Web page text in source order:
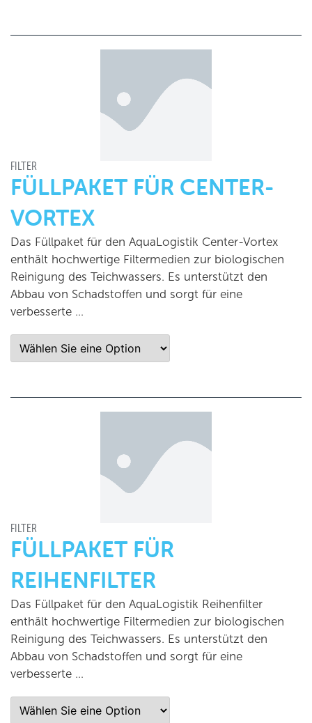
FILTER
FÜLLPAKET FÜR CENTER-
VORTEX
Das Füllpaket für den AquaLogistik Center-Vortex
enthält hochwertige Filtermedien zur biologischen
Reinigung des Teichwassers. Es unterstützt den
Abbau von Schadstoffen und sorgt für eine
verbesserte …
FILTER
FÜLLPAKET FÜR
REIHENFILTER
Das Füllpaket für den AquaLogistik Reihenfilter
enthält hochwertige Filtermedien zur biologischen
Reinigung des Teichwassers. Es unterstützt den
Abbau von Schadstoffen und sorgt für eine
verbesserte …